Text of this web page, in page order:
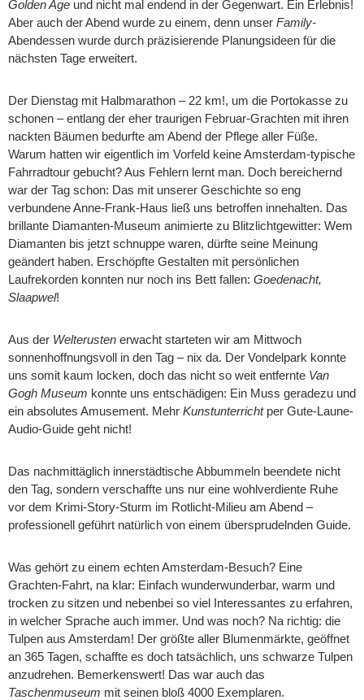
Golden Age und nicht mal endend in der Gegenwart. Ein Erlebnis!
Aber auch der Abend wurde zu einem, denn unser Family-
Abendessen wurde durch präzisierende Planungsideen für die
nächsten Tage erweitert.
Der Dienstag mit Halbmarathon – 22 km!, um die Portokasse zu
schonen – entlang der eher traurigen Februar-Grachten mit ihren
nackten Bäumen bedurfte am Abend der Pflege aller Füße.
Warum hatten wir eigentlich im Vorfeld keine Amsterdam-typische
Fahrradtour gebucht? Aus Fehlern lernt man. Doch bereichernd
war der Tag schon: Das mit unserer Geschichte so eng
verbundene Anne-Frank-Haus ließ uns betroffen innehalten. Das
brillante Diamanten-Museum animierte zu Blitzlichtgewitter: Wem
Diamanten bis jetzt schnuppe waren, dürfte seine Meinung
geändert haben. Erschöpfte Gestalten mit persönlichen
Laufrekorden konnten nur noch ins Bett fallen: Goedenacht,
Slaapwel!
Aus der Welterusten erwacht starteten wir am Mittwoch
sonnenhoffnungsvoll in den Tag – nix da. Der Vondelpark konnte
uns somit kaum locken, doch das nicht so weit entfernte Van
Gogh Museum konnte uns entschädigen: Ein Muss geradezu und
ein absolutes Amusement. Mehr Kunstunterrichtper Gute-Laune-
Audio-Guide geht nicht!
Das nachmittäglich innerstädtische Abbummeln beendete nicht
den Tag, sondern verschaffte uns nur eine wohlverdiente Ruhe
vor dem Krimi-Story-Sturm im Rotlicht-Milieu am Abend –
professionell geführt natürlich von einem übersprudelnden Guide.
Was gehört zu einem echten Amsterdam-Besuch? Eine
Grachten-Fahrt, na klar: Einfach wunderwunderbar, warm und
trocken zu sitzen und nebenbei so viel Interessantes zu erfahren,
in welcher Sprache auch immer. Und was noch? Na richtig: die
Tulpen aus Amsterdam! Der größte aller Blumenmärkte, geöffnet
an 365 Tagen, schaffte es doch tatsächlich, uns schwarze Tulpen
anzudrehen. Bemerkenswert! Das war auch das
Taschenmuseum mit seinen bloß 4000 Exemplaren.